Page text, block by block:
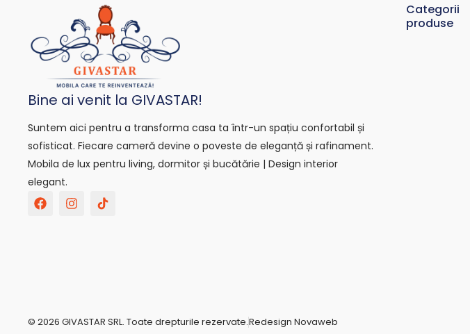
Bine ai venit la GIVASTAR!
Suntem aici pentru a transforma casa ta într-un spațiu confortabil și
sofisticat. Fiecare cameră devine o poveste de eleganță și rafinament.
Mobila de lux pentru living, dormitor și bucătărie | Design interior
elegant.
F
a
I
n
T
i
r
Categorii
produse
© 2026 GIVASTAR SRL. Toate drepturile rezervate.Redesign Novaweb